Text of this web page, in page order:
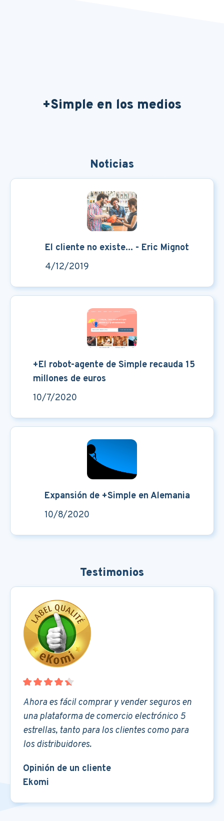
+Simple en los medios
Noticias
El cliente no existe... - Eric Mignot
4/12/2019
+El robot-agente de Simple recauda 15
millones de euros
10/7/2020
Expansión de +Simple en Alemania
10/8/2020
Testimonios
Ahora es fácil comprar y vender seguros en
una plataforma de comercio electrónico 5
estrellas, tanto para los clientes como para
los distribuidores.
Opinión de un cliente
Ekomi